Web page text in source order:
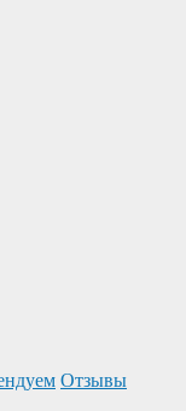
Отзывы